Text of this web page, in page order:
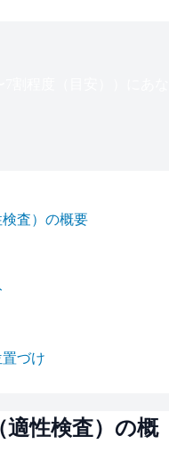
査）の概要
づけ
適性検査）の概